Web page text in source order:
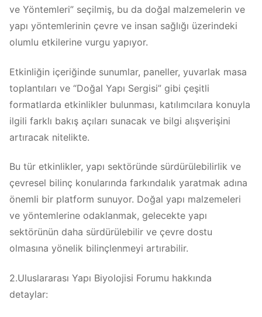
ve Yöntemleri” seçilmiş, bu da doğal malzemelerin ve
yapı yöntemlerinin çevre ve insan sağlığı üzerindeki
olumlu etkilerine vurgu yapıyor.
Etkinliğin içeriğinde sunumlar, paneller, yuvarlak masa
toplantıları ve “Doğal Yapı Sergisi” gibi çeşitli
formatlarda etkinlikler bulunması, katılımcılara konuyla
ilgili farklı bakış açıları sunacak ve bilgi alışverişini
artıracak nitelikte.
Bu tür etkinlikler, yapı sektöründe sürdürülebilirlik ve
çevresel bilinç konularında farkındalık yaratmak adına
önemli bir platform sunuyor. Doğal yapı malzemeleri
ve yöntemlerine odaklanmak, gelecekte yapı
sektörünün daha sürdürülebilir ve çevre dostu
olmasına yönelik bilinçlenmeyi artırabilir.
2.Uluslararası Yapı Biyolojisi Forumu hakkında
detaylar: